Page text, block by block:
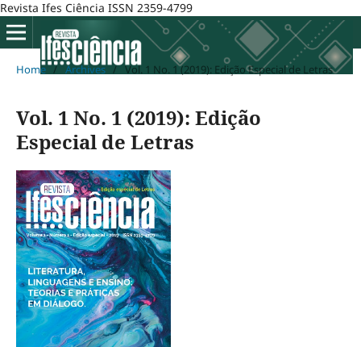
Revista Ifes Ciência ISSN 2359-4799
Home / Archives / Vol. 1 No. 1 (2019): Edição Especial de Letras
Vol. 1 No. 1 (2019): Edição
Especial de Letras